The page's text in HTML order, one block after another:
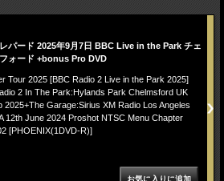
パード 2025年9月7日 BBC Live in the Park チェ
ォード +bonus Pro DVD
Tour 2025 [BBC Radio 2 Live in the Park 2025]
2 In The Park:Hylands Park Chelmsford UK
2025+The Garage:Sirius XM Radio Los Angeles
12th June 2024 Proshot NTSC Menu Chapter
[PHOENIX(1DVD-R)]